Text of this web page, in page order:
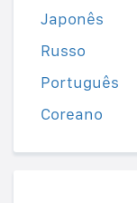
Japonês
Russo
Português
Coreano